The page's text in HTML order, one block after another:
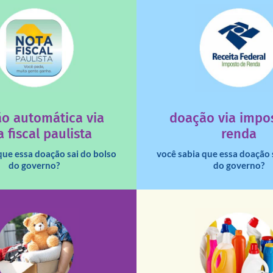
automática via
fiscal paulista
essa doação sai do bolso
do governo?
que os créditos das notas
saiba mais
doação via
renda
você sabia que essa
do governo?
Você sabia que pessoas
destinar 3% do imposto
deixa de ir para o
saiba mais
16h30).
fale conosco
De segunda a sábado,
fale conosco